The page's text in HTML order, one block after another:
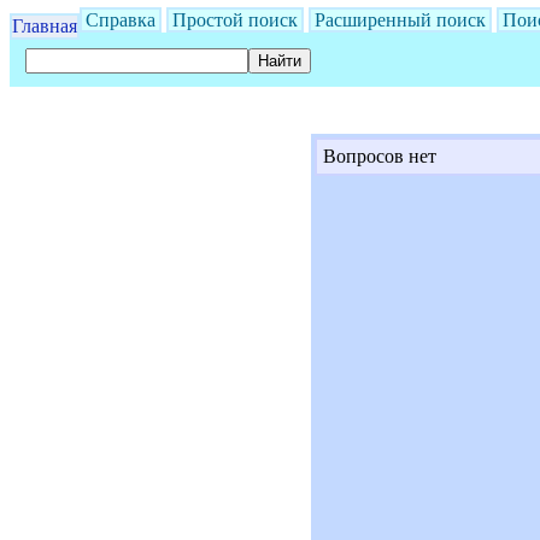
Главная Справка Простой поиск Расширенный поиск
Вопросов нет